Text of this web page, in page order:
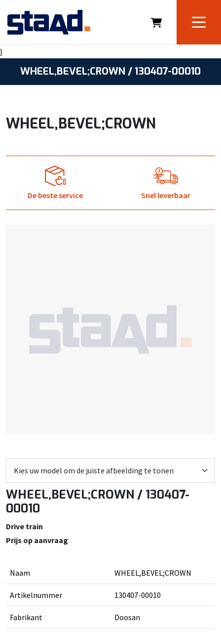
}
WHEEL,BEVEL;CROWN / 130407-00010
WHEEL,BEVEL;CROWN
De beste service Snel leverbaar
WHEEL,BEVEL;CROWN / 130407-
00010
Drive train
Prijs op aanvraag
Naam WHEEL,BEVEL;CROWN
Artikelnummer 130407-00010
Fabrikant Doosan